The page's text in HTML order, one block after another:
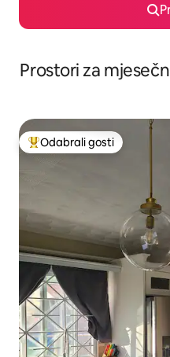
Prostori za
Među najviše rangiranima
Odabrali gosti